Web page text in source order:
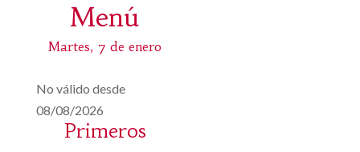
Menú
Martes, 7 de enero
No válido desde
08/08/2026
Primeros